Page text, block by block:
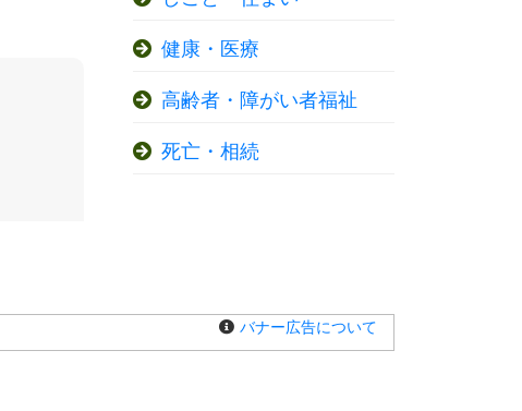
健康・医療
高齢者・障がい者福祉
死亡・相続
バナー広告について